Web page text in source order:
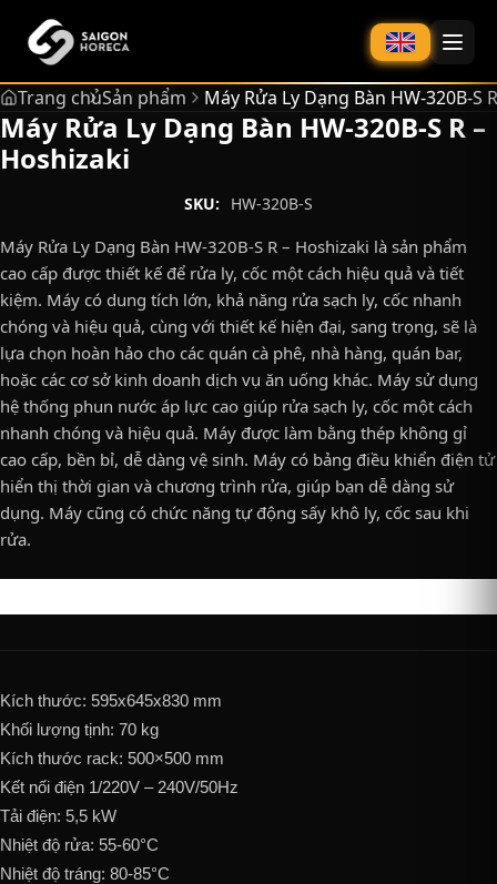
chính
Trang chủSản phẩm Máy Rửa Ly Dạng Bàn HW-320B-S
Máy Rửa Ly Dạng Bàn HW-320B-S R –
Hoshizaki
SKU: HW-320B-S
Máy Rửa Ly Dạng Bàn HW-320B-S R – Hoshizaki là sản phẩm
cao cấp được thiết kế để rửa ly, cốc một cách hiệu quả và tiết
kiệm. Máy có dung tích lớn, khả năng rửa sạch ly, cốc nhanh
chóng và hiệu quả, cùng với thiết kế hiện đại, sang trọng, sẽ là
lựa chọn hoàn hảo cho các quán cà phê, nhà hàng, quán bar,
hoặc các cơ sở kinh doanh dịch vụ ăn uống khác. Máy sử dụng
hệ thống phun nước áp lực cao giúp rửa sạch ly, cốc một cách
nhanh chóng và hiệu quả. Máy được làm bằng thép không gỉ
cao cấp, bền bỉ, dễ dàng vệ sinh. Máy có bảng điều khiển điện tử
hiển thị thời gian và chương trình rửa, giúp bạn dễ dàng sử
dụng. Máy cũng có chức năng tự động sấy khô ly, cốc sau khi
rửa.
Kích thước: 595x645x830 mm
Khối lượng tịnh: 70 kg
Kích thước rack: 500×500 mm
Kết nối điện 1/220V – 240V/50Hz
Tải điện: 5,5 kW
Nhiệt độ rửa: 55-60°C
Nhiệt độ tráng: 80-85°C